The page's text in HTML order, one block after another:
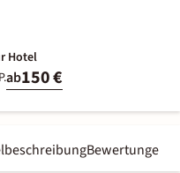
Hotel
ab150 €
Bewertungen